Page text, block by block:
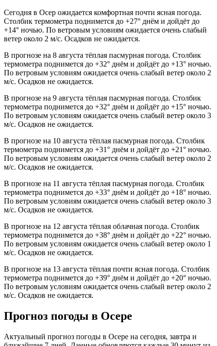
Сегодня в Осер ожидается комфортная почти ясная погода.
Столбик термометра поднимется до +27° днём и дойдёт до
+14° ночью. По ветровым условиям ожидается очень слабый
ветер около 2 м/с. Осадков не ожидается.
В прогнозе на 8 августа тёплая пасмурная погода. Столбик
термометра поднимется до +32° днём и дойдёт до +13° ночью.
По ветровым условиям ожидается очень слабый ветер около 2
м/с. Осадков не ожидается.
В прогнозе на 9 августа тёплая пасмурная погода. Столбик
термометра поднимется до +32° днём и дойдёт до +15° ночью.
По ветровым условиям ожидается очень слабый ветер около 3
м/с. Осадков не ожидается.
В прогнозе на 10 августа тёплая пасмурная погода. Столбик
термометра поднимется до +31° днём и дойдёт до +21° ночью.
По ветровым условиям ожидается очень слабый ветер около 2
м/с. Осадков не ожидается.
В прогнозе на 11 августа тёплая пасмурная погода. Столбик
термометра поднимется до +33° днём и дойдёт до +18° ночью.
По ветровым условиям ожидается очень слабый ветер около 3
м/с. Осадков не ожидается.
В прогнозе на 12 августа тёплая облачная погода. Столбик
термометра поднимется до +38° днём и дойдёт до +22° ночью.
По ветровым условиям ожидается очень слабый ветер около 1
м/с. Осадков не ожидается.
В прогнозе на 13 августа тёплая почти ясная погода. Столбик
термометра поднимется до +39° днём и дойдёт до +20° ночью.
По ветровым условиям ожидается очень слабый ветер около 2
м/с. Осадков не ожидается.
Прогноз погоды в Осере
Актуальный прогноз погоды в Осере на сегодня, завтра и